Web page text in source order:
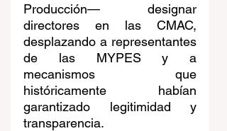
Producción— designar
directores en las CMAC,
desplazando a representantes
de las MYPES y a
mecanismos que
históricamente habían
garantizado legitimidad y
transparencia.